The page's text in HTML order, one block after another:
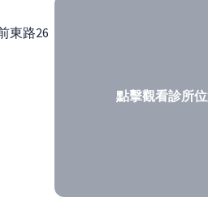
東路26
點擊觀看診所